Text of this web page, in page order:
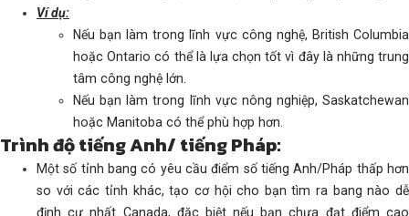
Ví dụ:
Nếu bạn làm trong lĩnh vực công nghệ, British Columbia
hoặc Ontario có thể là lựa chọn tốt vì đây là những trung
tâm công nghệ lớn.
Nếu bạn làm trong lĩnh vực nông nghiệp, Saskatchewan
hoặc Manitoba có thể phù hợp hơn.
Trình độ tiếng Anh/ tiếng Pháp:
Một số tỉnh bang có yêu cầu điểm số tiếng Anh/Pháp thấp hơn
so với các tỉnh khác, tạo cơ hội cho bạn tìm ra bang nào dễ
định cư nhất Canada, đặc biệt nếu bạn chưa đạt điểm cao